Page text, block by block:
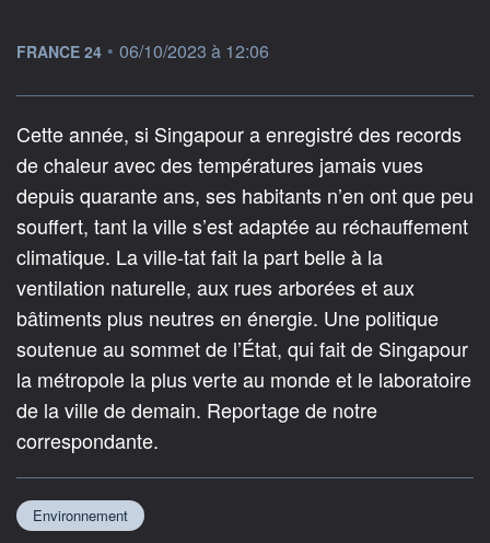
information fournie par
FRANCE 24 • 06/10/2023 à 12:06
Cette année, si Singapour a enregistré des records
de chaleur avec des températures jamais vues
depuis quarante ans, ses habitants n’en ont que peu
souffert, tant la ville s’est adaptée au réchauffement
climatique. La ville-tat fait la part belle à la
ventilation naturelle, aux rues arborées et aux
bâtiments plus neutres en énergie. Une politique
soutenue au sommet de l’État, qui fait de Singapour
la métropole la plus verte au monde et le laboratoire
de la ville de demain. Reportage de notre
correspondante.
Environnement